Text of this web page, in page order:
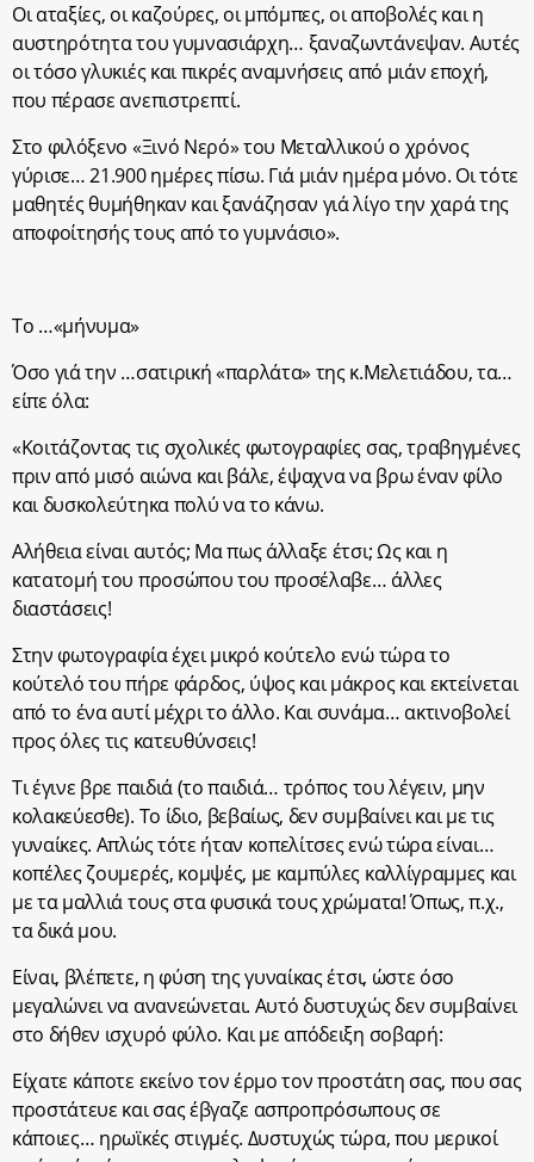
Οι αταξίες, οι καζούρες, οι μπόμπες, οι αποβολές και η
αυστηρότητα του γυμνασιάρχη… ξαναζωντάνεψαν. Αυτές
οι τόσο γλυκιές και πικρές αναμνήσεις από μιάν εποχή,
που πέρασε ανεπιστρεπτί.
Στο φιλόξενο «Ξινό Νερό» του Μεταλλικού ο χρόνος
γύρισε… 21.900 ημέρες πίσω. Γιά μιάν ημέρα μόνο. Οι τότε
μαθητές θυμήθηκαν και ξανάζησαν γιά λίγο την χαρά της
αποφοίτησής τους από το γυμνάσιο».
Το …«μήνυμα»
Όσο γιά την …σατιρική «παρλάτα» της κ.Μελετιάδου, τα…
είπε όλα:
«Κοιτάζοντας τις σχολικές φωτογραφίες σας, τραβηγμένες
πριν από μισό αιώνα και βάλε, έψαχνα να βρω έναν φίλο
και δυσκολεύτηκα πολύ να το κάνω.
Αλήθεια είναι αυτός; Μα πως άλλαξε έτσι; Ως και η
κατατομή του προσώπου του προσέλαβε… άλλες
διαστάσεις!
Στην φωτογραφία έχει μικρό κούτελο ενώ τώρα το
κούτελό του πήρε φάρδος, ύψος και μάκρος και εκτείνεται
από το ένα αυτί μέχρι το άλλο. Και συνάμα… ακτινοβολεί
προς όλες τις κατευθύνσεις!
Τι έγινε βρε παιδιά (το παιδιά… τρόπος του λέγειν, μην
κολακεύεσθε). Το ίδιο, βεβαίως, δεν συμβαίνει και με τις
γυναίκες. Απλώς τότε ήταν κοπελίτσες ενώ τώρα είναι…
κοπέλες ζουμερές, κομψές, με καμπύλες καλλίγραμμες και
με τα μαλλιά τους στα φυσικά τους χρώματα! Όπως, π.χ.,
τα δικά μου.
Είναι, βλέπετε, η φύση της γυναίκας έτσι, ώστε όσο
μεγαλώνει να ανανεώνεται. Αυτό δυστυχώς δεν συμβαίνει
στο δήθεν ισχυρό φύλο. Και με απόδειξη σοβαρή:
Είχατε κάποτε εκείνο τον έρμο τον προστάτη σας, που σας
προστάτευε και σας έβγαζε ασπροπρόσωπους σε
κάποιες… ηρωϊκές στιγμές. Δυστυχώς τώρα, που μερικοί